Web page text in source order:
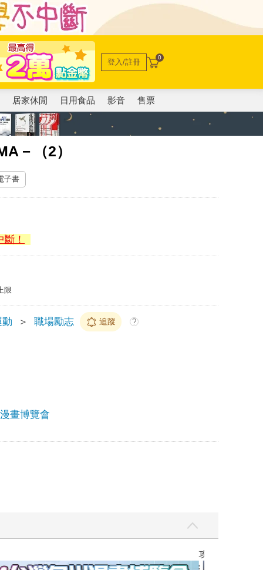
登入/註冊 0
居家休閒 日用食品 影音 售票
－（2）
子書
！
限
＞ 職場勵志 追蹤 ?
畫博覽會
攻殼機動隊